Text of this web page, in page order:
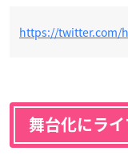
https://twitter.com/
舞台化にライ